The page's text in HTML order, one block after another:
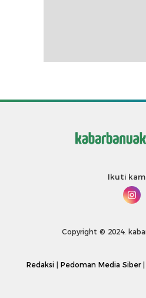
Ikuti
Copyright © 2024.
Redaksi Pedoman Media Siber|